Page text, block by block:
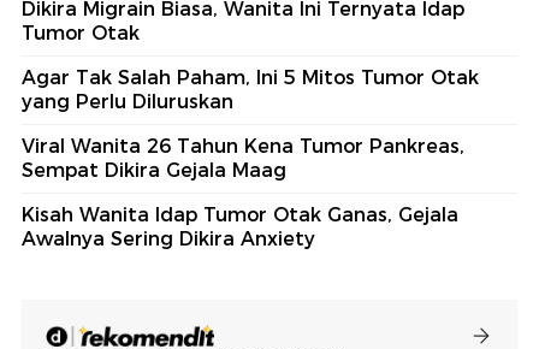
Dikira Migrain Biasa, Wanita Ini Ternyata Idap
Tumor Otak
Agar Tak Salah Paham, Ini 5 Mitos Tumor Otak
yang Perlu Diluruskan
Viral Wanita 26 Tahun Kena Tumor Pankreas,
Sempat Dikira Gejala Maag
Kisah Wanita Idap Tumor Otak Ganas, Gejala
Awalnya Sering Dikira Anxiety